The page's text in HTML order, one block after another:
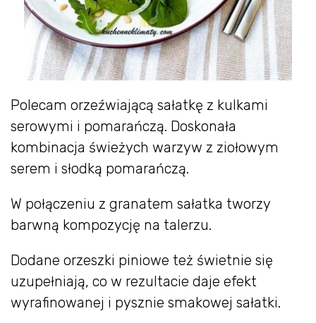
Polecam orzeźwiającą sałatkę z kulkami
serowymi i pomarańczą. Doskonała
kombinacja świeżych warzyw z ziołowym
serem i słodką pomarańczą.
W połączeniu z granatem sałatka tworzy
barwną kompozycję na talerzu.
Dodane orzeszki piniowe też świetnie się
uzupełniają, co w rezultacie daje efekt
wyrafinowanej i pysznie smakowej sałatki.